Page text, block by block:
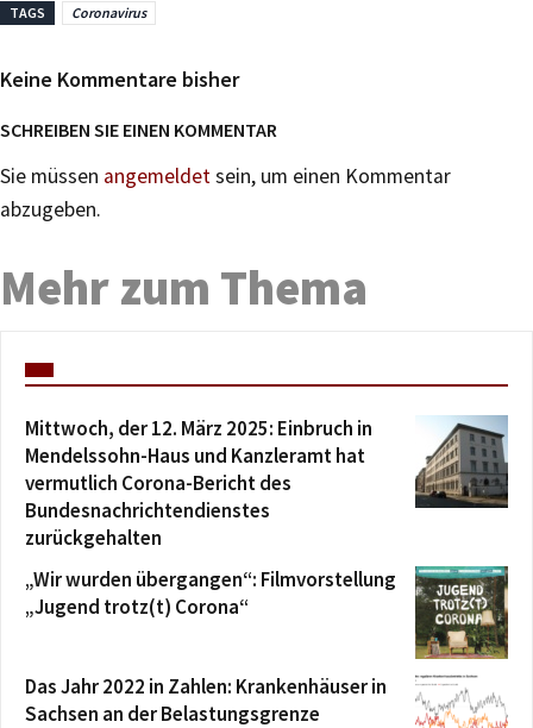
TAGS Coronavirus
Keine Kommentare bisher
SCHREIBEN SIE EINEN KOMMENTAR
Sie müssen angemeldetsein, um einen Kommentar
abzugeben.
Mehr zum Thema
Mittwoch, der 12. März 2025: Einbruch in
Mendelssohn-Haus und Kanzleramt hat
vermutlich Corona-Bericht des
Bundesnachrichtendienstes
zurückgehalten
„Wir wurden übergangen“: Filmvorstellung
„Jugend trotz(t) Corona“
Das Jahr 2022 in Zahlen: Krankenhäuser in
Sachsen an der Belastungsgrenze